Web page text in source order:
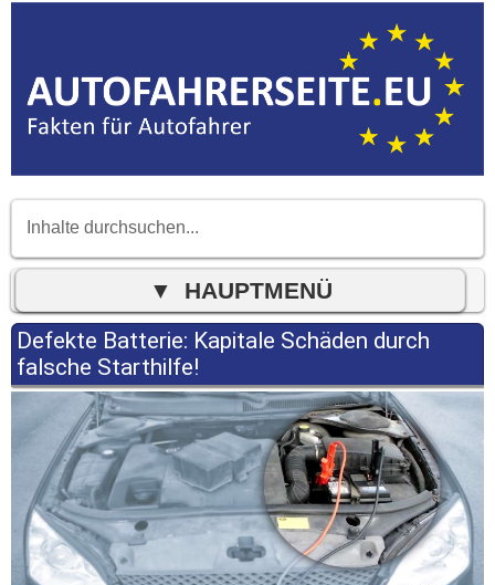
Defekte Batterie: Kapitale Schäden durch
falsche Starthilfe!